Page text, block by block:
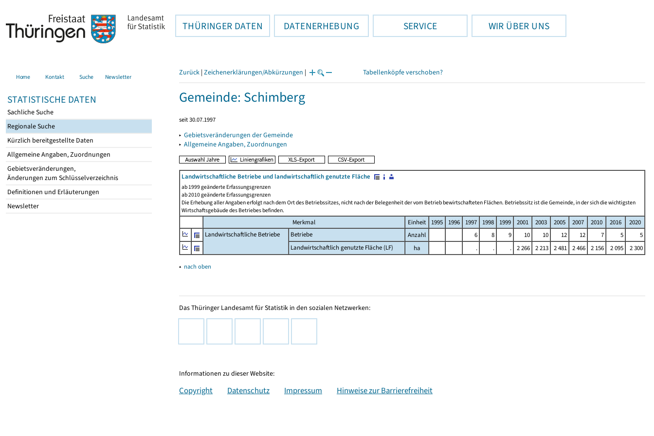
THÜRINGER DATEN DATENERHEBUNG SERVICE WIR ÜBER UNS
Home Kontakt Suche Newsletter
STATISTISCHE DATEN
Sachliche Suche
Regionale Suche
Kürzlich bereitgestellte Daten
Allgemeine Angaben, Zuordnungen
Gebietsveränderungen,
Änderungen zum Schlüsselverzeichnis
Definitionen und Erläuterungen
Newsletter
Zurück | Zeichenerklärungen/Abkürzungen | Tabellenköpfe verschoben?
Gemeinde: Schimberg
seit 30.07.1997
▸ Gebietsveränderungen der Gemeinde
▸ Allgemeine Angaben, Zuordnungen
Landwirtschaftliche Betriebe und landwirtschaftlich genutzte Fläche
ab 1999 geänderte Erfassungsgrenzen
ab 2010 geänderte Erfassungsgrenzen
Die Erhebung aller Angaben erfolgt nach dem Ort des Betriebssitzes, nicht nach der Belegenheit der vom Betrieb bewirtschafteten Flächen. Betriebssitz ist die Gemeinde, in der sich die wichtigsten
Wirtschaftsgebäude des Betriebes befinden.
Merkmal Einheit 1995 1996 1997 1998 1999 2001 2003 2005 2007 2010 2016
2020
Landwirtschaftliche Betriebe
Betriebe Anzahl 6 8 9 10 10 12 12 7 5
5
Landwirtschaftlich genutzte Fläche (LF)
ha . . . 2 266 2 213 2 481 2 466 2 156 2 095 2 300
▴ nach oben
Das Thüringer Landesamt für Statistik in den sozialen Netzwerken:
Informationen zu dieser Website:
Copyright Datenschutz Impressum Hinweise zur Barrierefreiheit